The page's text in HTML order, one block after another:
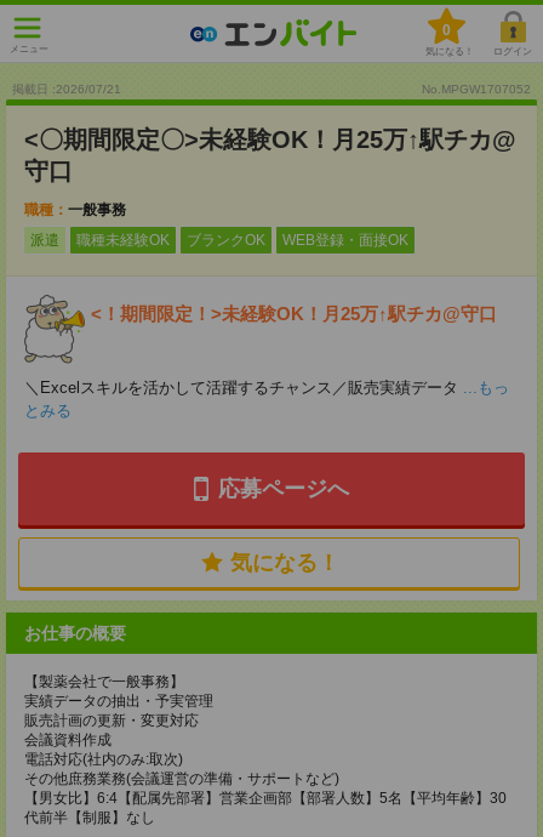
メニュー
0
気になる！ ログイン
掲載日 :2026/07/21 No.MPGW1707052
<〇期間限定〇>未経験OK！月25万↑駅チカ@
守口
職種： 一般事務
派遣
職種未経験OK ブランクOK WEB登録・面接OK
<！期間限定！>未経験OK！月25万↑駅チカ@守口
＼Excelスキルを活かして活躍するチャンス／販売実績データ ...もっ
とみる
応募ページへ
気になる！
お仕事の概要
【製薬会社で一般事務】
実績データの抽出・予実管理
販売計画の更新・変更対応
会議資料作成
電話対応(社内のみ:取次)
その他庶務業務(会議運営の準備・サポートなど)
【男女比】6:4【配属先部署】営業企画部【部署人数】5名【平均年齢】30
代前半【制服】なし